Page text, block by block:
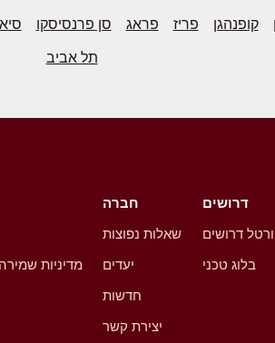
סן פרנסיסקו פראג פריז קופנהגן
תל אביב
מדיניות
דרושים
דרושים
בלוג טכני
חברה
שאלות נפוצות
יעדים
חדשות
יצירת קשר